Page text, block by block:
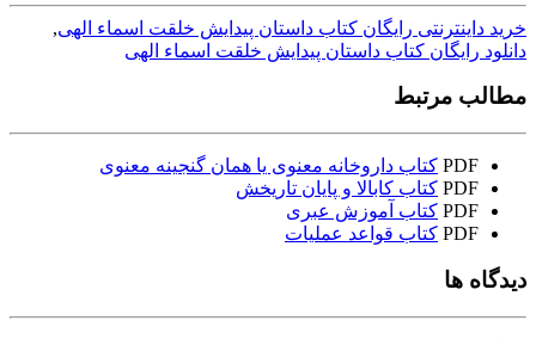
خرید داینترنتی رایگان کتاب داستان پیدایش خلقت اسماء الهی,
دانلود رایگان کتاب داستان پیدایش خلقت اسماء الهی
مطالب مرتبط
PDF کتاب داروخانه معنوی یا همان گنجینه معنوی
PDF کتاب کابالا و پایان تاریخش
PDF کتاب آموزش عبری
PDF کتاب قواعد عملیات
دیدگاه ها